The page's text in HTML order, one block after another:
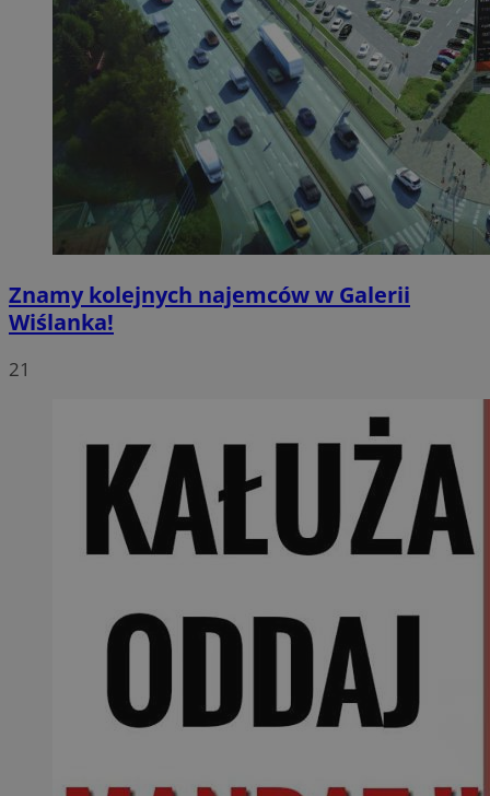
Znamy kolejnych najemców w Galerii
Wiślanka!
21